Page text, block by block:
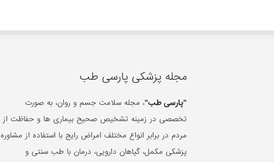
مجله پزشکی پارسی طب
"پارسی طب"، مجله سلامت جسم و روان، به صورت
تخصصی در زمینه تشخیص صحیح بیماری ها و حفاظت از
مردم در برابر انواع مختلف امراض رایج با استفاده از مشاوره
پزشکی مکمل، گیاهان دارویی، درمان با طب سنتی و